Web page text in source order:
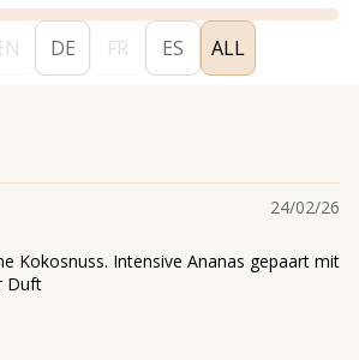
DE FR ES ALL
24/02/26
Kokosnuss. Intensive Ananas gepaart mit
Duft